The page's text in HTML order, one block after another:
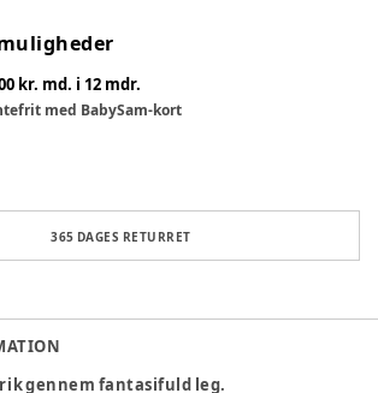
kr. md. i 12 mdr.
med BabySam-kort
365 DAGES RETURRET
gennem fantasifuld leg.